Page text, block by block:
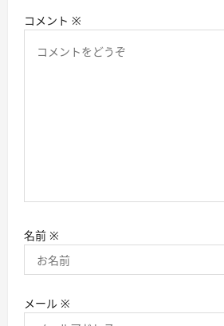
コメント ※
名前 ※
メール ※